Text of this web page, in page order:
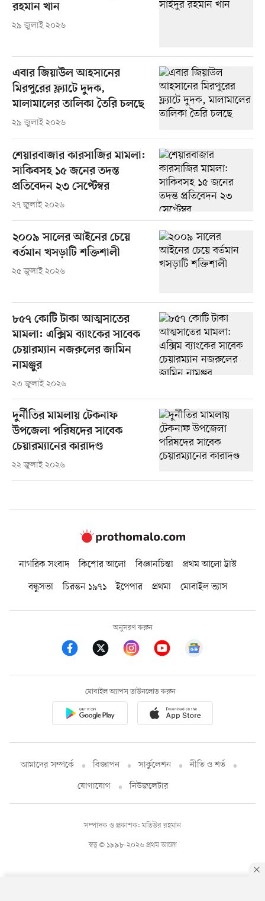
রহমান খান
২৯ জুলাই ২০২৬
এবার জিয়াউল আহসানের
মিরপুরের ফ্ল্যাটে দুদক,
মালামালের তালিকা তৈরি চলছে
২৯ জুলাই ২০২৬
শেয়ারবাজার কারসাজির মামলা:
সাকিবসহ ১৫ জনের তদন্ত
প্রতিবেদন ২৩ সেপ্টেম্বর
২৭ জুলাই ২০২৬
২০০৯ সালের আইনের চেয়ে
বর্তমান খসড়াটি শক্তিশালী
২৫ জুলাই ২০২৬
৮৫৭ কোটি টাকা আত্মসাতের
মামলা: এক্সিম ব্যাংকের সাবেক
চেয়ারম্যান নজরুলের জামিন
নামঞ্জুর
২৩ জুলাই ২০২৬
দুর্নীতির মামলায় টেকনাফ
উপজেলা পরিষদের সাবেক
চেয়ারম্যানের কারাদণ্ড
২২ জুলাই ২০২৬
নাগরিক সংবাদ কিশোর আলো বিজ্ঞানচিন্তা
প্রথম আলো ট্রাস্ট
বন্ধুসভা
চিরন্তন ১৯৭১ ইপেপার প্রথমা মোবাইল ভ্যাস
অনুসরণ করুন
মোবাইল অ্যাপস ডাউনলোড করুন
আমাদের সম্পর্কে বিজ্ঞাপন সার্কুলেশন
নীতি ও শর্ত
যোগাযোগ
নিউজলেটার
স্বত্ব © ১৯৯৮-২০২৬ প্রথম আলো
সম্পাদক ও প্রকাশক: মতিউর রহমান